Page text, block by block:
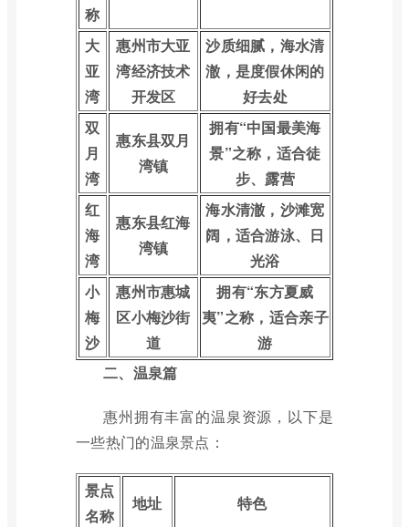
称
大
亚
湾
惠州市大亚
湾经济技术
开发区
沙质细腻，海水清
澈，是度假休闲的
好去处
双
月
湾
惠东县双月
湾镇
拥有“中国最美海
景”之称，适合徒
步、露营
红
海
湾
惠东县红海
湾镇
海水清澈，沙滩宽
阔，适合游泳、日
光浴
小
梅
沙
惠州市惠城
区小梅沙街
道
拥有“东方夏威
夷”之称，适合亲子
游
二、温泉篇
惠州拥有丰富的温泉资源，以下是
一些热门的温泉景点：
景点
名称
地址 特色